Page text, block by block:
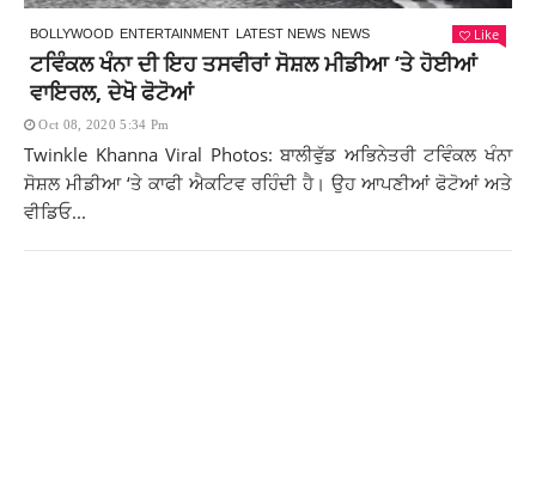
BOLLYWOOD ENTERTAINMENT LATEST NEWS NEWS Like
ਟਵਿੰਕਲ ਖੰਨਾ ਦੀ ਇਹ ਤਸਵੀਰਾਂ ਸੋਸ਼ਲ ਮੀਡੀਆ ‘ਤੇ ਹੋਈਆਂ
ਵਾਇਰਲ, ਦੇਖੋ ਫੋਟੋਆਂ
Oct 08, 2020 5:34 Pm
Twinkle Khanna Viral Photos: ਬਾਲੀਵੁੱਡ ਅਭਿਨੇਤਰੀ ਟਵਿੰਕਲ ਖੰਨਾ
ਸੋਸ਼ਲ ਮੀਡੀਆ ‘ਤੇ ਕਾਫੀ ਐਕਟਿਵ ਰਹਿੰਦੀ ਹੈ। ਉਹ ਆਪਣੀਆਂ ਫੋਟੋਆਂ ਅਤੇ
ਵੀਡਿਓ...